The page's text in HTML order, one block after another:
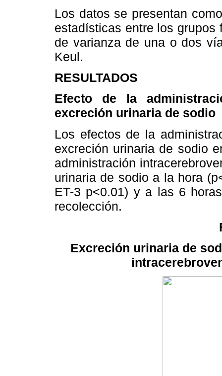
Los datos se presentan
estadísticas entre los grupos
de varianza de una o dos
Keul.
RESULTADOS
Efecto de la
excreción urinaria de sodio
Los efectos de la
excreción urinaria de sodio
administración
urinaria de sodio a la hora
ET-3 p<0.01) y a las 6
recolección.
Excreción urinaria de